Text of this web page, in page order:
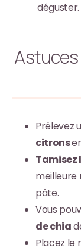
déguster.
Astuces
Prélevez
citrons
Tamisez
meilleure
pâte.
Vous
de chia
Placez le